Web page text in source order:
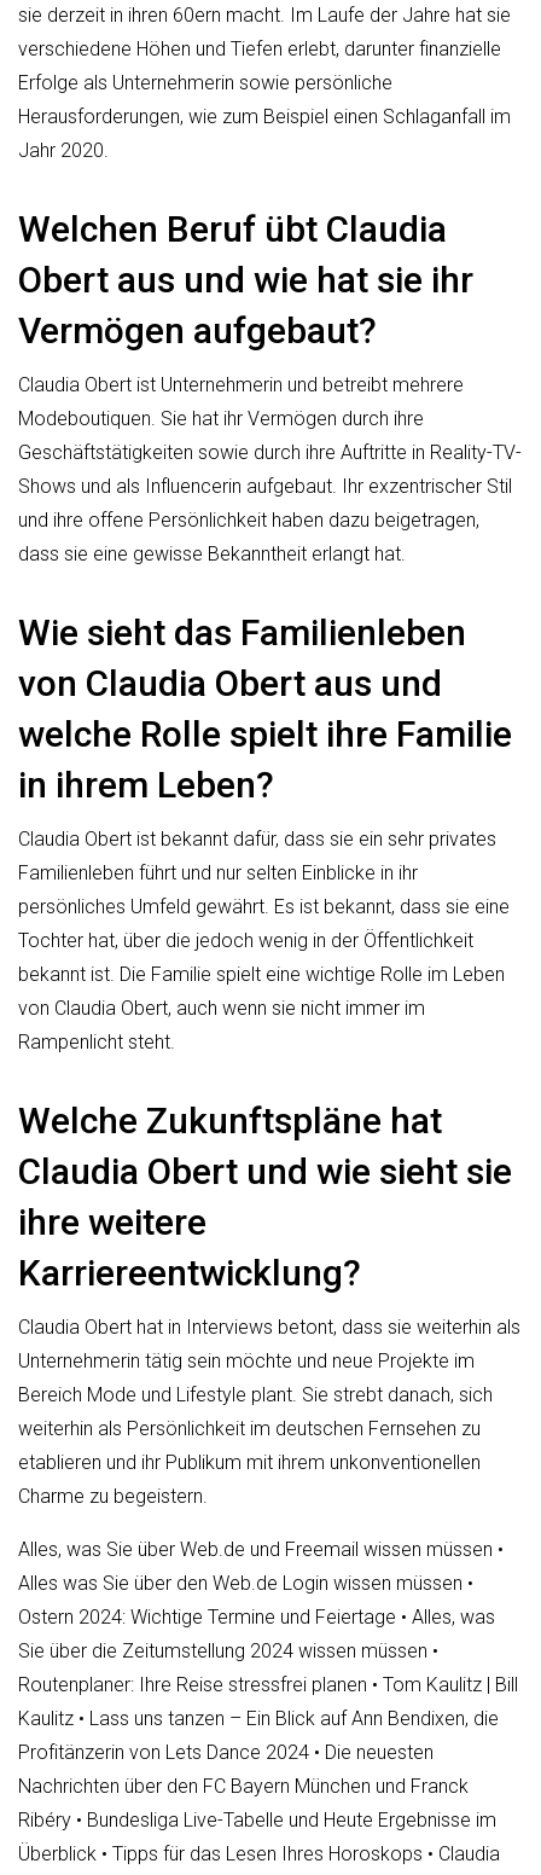
sie derzeit in ihren 60ern macht. Im Laufe der Jahre hat sie
verschiedene Höhen und Tiefen erlebt, darunter finanzielle
Erfolge als Unternehmerin sowie persönliche
Herausforderungen, wie zum Beispiel einen Schlaganfall im
Jahr 2020.
Welchen Beruf übt Claudia
Obert aus und wie hat sie ihr
Vermögen aufgebaut?
Claudia Obert ist Unternehmerin und betreibt mehrere
Modeboutiquen. Sie hat ihr Vermögen durch ihre
Geschäftstätigkeiten sowie durch ihre Auftritte in Reality-TV-
Shows und als Influencerin aufgebaut. Ihr exzentrischer Stil
und ihre offene Persönlichkeit haben dazu beigetragen,
dass sie eine gewisse Bekanntheit erlangt hat.
Wie sieht das Familienleben
von Claudia Obert aus und
welche Rolle spielt ihre Familie
in ihrem Leben?
Claudia Obert ist bekannt dafür, dass sie ein sehr privates
Familienleben führt und nur selten Einblicke in ihr
persönliches Umfeld gewährt. Es ist bekannt, dass sie eine
Tochter hat, über die jedoch wenig in der Öffentlichkeit
bekannt ist. Die Familie spielt eine wichtige Rolle im Leben
von Claudia Obert, auch wenn sie nicht immer im
Rampenlicht steht.
Welche Zukunftspläne hat
Claudia Obert und wie sieht sie
ihre weitere
Karriereentwicklung?
Claudia Obert hat in Interviews betont, dass sie weiterhin als
Unternehmerin tätig sein möchte und neue Projekte im
Bereich Mode und Lifestyle plant. Sie strebt danach, sich
weiterhin als Persönlichkeit im deutschen Fernsehen zu
etablieren und ihr Publikum mit ihrem unkonventionellen
Charme zu begeistern.
Alles, was Sie über Web.de und Freemail wissen müssen •
Alles was Sie über den Web.de Login wissen müssen •
Ostern 2024: Wichtige Termine und Feiertage • Alles, was
Sie über die Zeitumstellung 2024 wissen müssen •
Routenplaner: Ihre Reise stressfrei planen • Tom Kaulitz | Bill
Kaulitz • Lass uns tanzen – Ein Blick auf Ann Bendixen, die
Profitänzerin von Lets Dance 2024 • Die neuesten
Nachrichten über den FC Bayern München und Franck
Ribéry • Bundesliga Live-Tabelle und Heute Ergebnisse im
Überblick • Tipps für das Lesen Ihres Horoskops • Claudia